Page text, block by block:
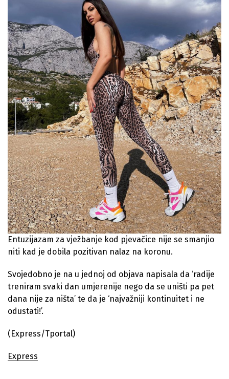
Entuzijazam za vježbanje kod pjevačice nije se smanjio
niti kad je dobila pozitivan nalaz na koronu.
Svojedobno je na u jednoj od objava napisala da ‘radije
treniram svaki dan umjerenije nego da se uništi pa pet
dana nije za ništa’ te da je ‘najvažniji kontinuitet i ne
odustati!’.
(Express/Tportal)
Express